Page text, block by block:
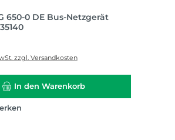
650-0 DE Bus-Netzgerät
zzgl. Versandkosten
In den Warenkorb